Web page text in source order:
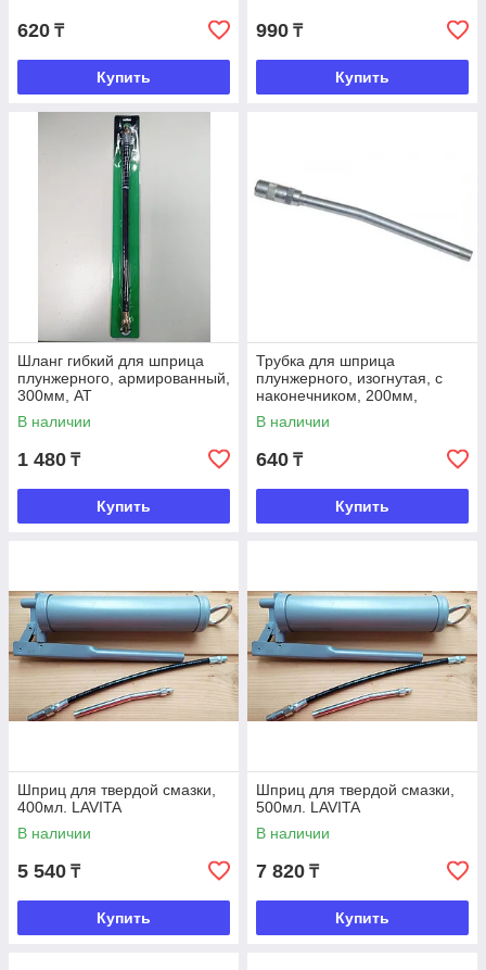
620 ₸
Купить
990 ₸
Купить
Шланг гибкий для шприца
плунжерного, армированный,
300мм, АТ
В наличии
1 480 ₸
Купить
Трубка для шприца
плунжерного, изогнутая, с
наконечником, 200мм,
TopАвто
В наличии
640 ₸
Купить
Шприц для твердой смазки,
400мл. LAVITA
В наличии
5 540 ₸
Купить
Шприц для твердой смазки,
500мл. LAVITA
В наличии
7 820 ₸
Купить